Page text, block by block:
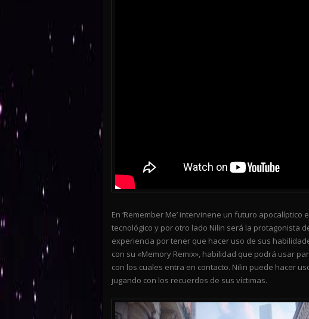
En ‘Remember Me’ intervinene un futuro
tecnológico y por otro lado Nilin será la protagonista
experiencia por tener que hacer uso de sus
con su «Memory Remix», habilidad que podrá usar
con los cuales entra en contacto. Nilin puede hacer
jugando con los recuerdos de sus víctimas.